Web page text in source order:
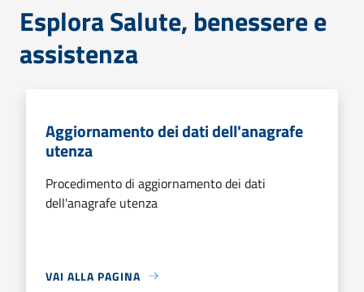
Esplora Salute, benessere e
assistenza
Aggiornamento dei dati dell'anagrafe
utenza
Procedimento di aggiornamento dei dati
dell'anagrafe utenza
VAI ALLA PAGINA